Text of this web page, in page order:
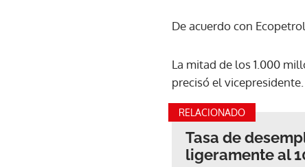
De acuerdo con
La mitad de los 1.000
precisó el vicepresidente.
RELACIONADO
Tasa de
ligeramente al